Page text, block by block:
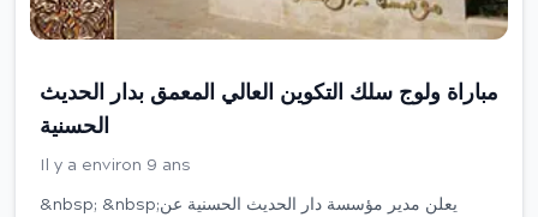
مباراة ولوج سلك التكوين العالي المعمق بدار الحديث
الحسنية
Il y a environ 9 ans
&nbsp; &nbsp;يعلن مدير مؤسسة دار الحديث الحسنية عن